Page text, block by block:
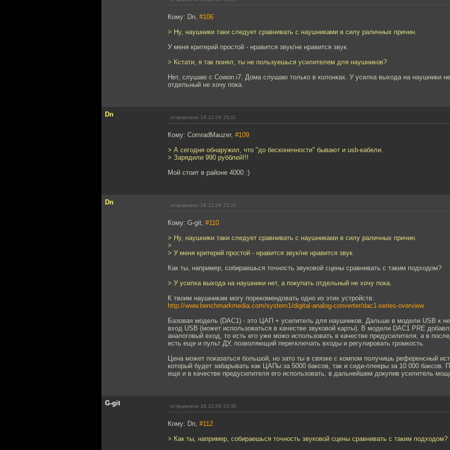
Кому: Dn, #106
> Ну, наушники таки следует сравнивать с наушниками в силу раличных причин.
У меня критерий простой - нравится звук/не нравится звук.
> Кстати, я так понял, ты не пользуешься усилителем для наушников?
Нет, слушаю с Cowon i7. Дома слушаю только в колонках. У усилка выхода на наушники
отдельный не хочу пока.
Dn отправлено 18.12.09 15:11
Кому: ComradMauzer, #109
> А сегодня обнаружил, что "до бесконечности" бывают и usb-кабели.
> Зарядили 990 рубблей!!!
Мой стоит в районе 4000 :)
Dn отправлено 18.12.09 15:22
Кому: G-git, #110
> Ну, наушники таки следует сравнивать с наушниками в силу раличных причин.
>
> У меня критерий простой - нравится звук/не нравится звук.
Как ты, например, собираешься точность звуковой сцены сравнивать с таким подходом?
> У усилка выхода на наушники нет, а покупать отдельный не хочу пока.
К твоим наушникам могу порекомендовать одно из этих устройств:
http://www.benchmarkmedia.com/system1/digital-analog-converter/dac1-series-overview
Базовая модель (DAC1) - это ЦАП + усилитель для наушников. Дальше в модели USB к
вход USB (может использоваться в качестве звуковой карты). В модели DAC1 PRE
аналоговый вход, то есть его уже можо использовать в качестве предусилителя, а в
есть еще и пульт ДУ, позволяющий перегключать входы и регулировать громкость.
Цена может показаться большой, но зато ты в связке с компом получишь референсный
который будет забарывать как ЦАПы за 5000 баксов, так и сиди-плееры за 10 000 баксов.
еще и в качестве предусилителя его использовать, в дальнейшем докупив усилитель
G-git отправлено 18.12.09 15:30
Кому: Dn, #112
> Как ты, например, собираешься точность звуковой сцены сравнивать с таким подходом?